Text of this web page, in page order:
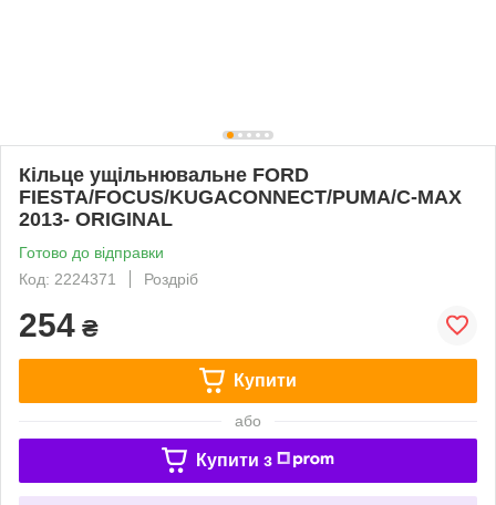
Кільце ущільнювальне FORD
FIESTA/FOCUS/KUGACONNECT/PUMA/C-MAX
2013- ORIGINAL
Готово до відправки
Код: 2224371
Роздріб
254 ₴
Купити
або
Купити з